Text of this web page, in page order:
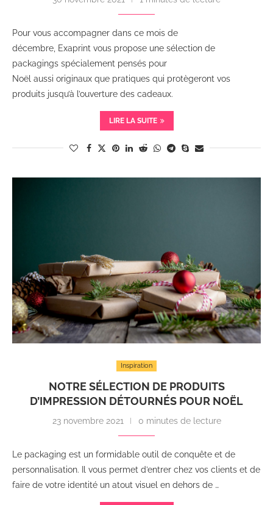
Pour vous accompagner dans ce mois de
décembre, Exaprint vous propose une sélection de
packagings spécialement pensés pour
Noël aussi originaux que pratiques qui protègeront vos
produits jusqu’à l’ouverture des cadeaux.
LIRE LA SUITE
Inspiration
NOTRE SÉLECTION DE PRODUITS
D’IMPRESSION DÉTOURNÉS POUR NOËL
23 novembre 2021 0 minutes de lecture
Le packaging est un formidable outil de conquête et de
personnalisation. Il vous permet d’entrer chez vos clients et de
faire de votre identité un atout visuel en dehors de …